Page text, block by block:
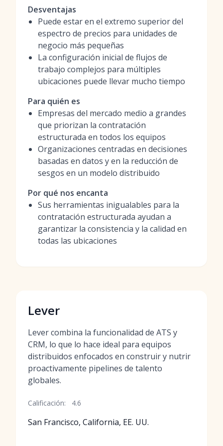
Desventajas
Puede estar en el extremo superior del
espectro de precios para unidades de
negocio más pequeñas
La configuración inicial de flujos de
trabajo complejos para múltiples
ubicaciones puede llevar mucho tiempo
Para quién es
Empresas del mercado medio a grandes
que priorizan la contratación
estructurada en todos los equipos
Organizaciones centradas en decisiones
basadas en datos y en la reducción de
sesgos en un modelo distribuido
Por qué nos encanta
Sus herramientas inigualables para la
contratación estructurada ayudan a
garantizar la consistencia y la calidad en
todas las ubicaciones
Lever
Lever combina la funcionalidad de ATS y
CRM, lo que lo hace ideal para equipos
distribuidos enfocados en construir y nutrir
proactivamente pipelines de talento
globales.
Calificación: 4.6
San Francisco, California, EE. UU.